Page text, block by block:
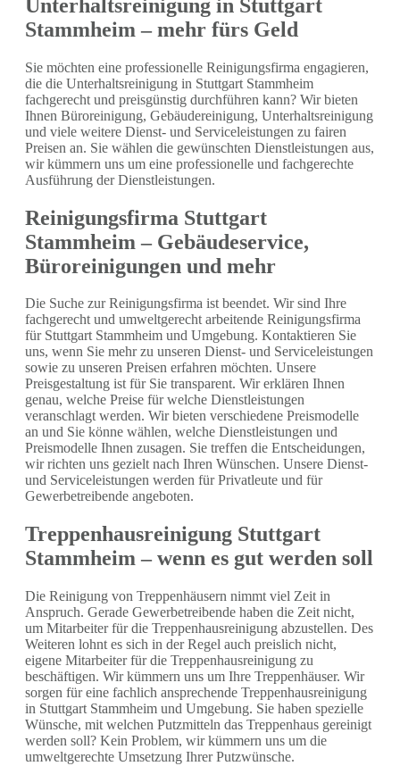
Unterhaltsreinigung in Stuttgart
Stammheim – mehr fürs Geld
Sie möchten eine professionelle Reinigungsfirma engagieren,
die die Unterhaltsreinigung in Stuttgart Stammheim
fachgerecht und preisgünstig durchführen kann? Wir bieten
Ihnen Büroreinigung, Gebäudereinigung, Unterhaltsreinigung
und viele weitere Dienst- und Serviceleistungen zu fairen
Preisen an. Sie wählen die gewünschten Dienstleistungen aus,
wir kümmern uns um eine professionelle und fachgerechte
Ausführung der Dienstleistungen.
Reinigungsfirma Stuttgart
Stammheim – Gebäudeservice,
Büroreinigungen und mehr
Die Suche zur Reinigungsfirma ist beendet. Wir sind Ihre
fachgerecht und umweltgerecht arbeitende Reinigungsfirma
für Stuttgart Stammheim und Umgebung. Kontaktieren Sie
uns, wenn Sie mehr zu unseren Dienst- und Serviceleistungen
sowie zu unseren Preisen erfahren möchten. Unsere
Preisgestaltung ist für Sie transparent. Wir erklären Ihnen
genau, welche Preise für welche Dienstleistungen
veranschlagt werden. Wir bieten verschiedene Preismodelle
an und Sie könne wählen, welche Dienstleistungen und
Preismodelle Ihnen zusagen. Sie treffen die Entscheidungen,
wir richten uns gezielt nach Ihren Wünschen. Unsere Dienst-
und Serviceleistungen werden für Privatleute und für
Gewerbetreibende angeboten.
Treppenhausreinigung Stuttgart
Stammheim – wenn es gut werden soll
Die Reinigung von Treppenhäusern nimmt viel Zeit in
Anspruch. Gerade Gewerbetreibende haben die Zeit nicht,
um Mitarbeiter für die Treppenhausreinigung abzustellen. Des
Weiteren lohnt es sich in der Regel auch preislich nicht,
eigene Mitarbeiter für die Treppenhausreinigung zu
beschäftigen. Wir kümmern uns um Ihre Treppenhäuser. Wir
sorgen für eine fachlich ansprechende Treppenhausreinigung
in Stuttgart Stammheim und Umgebung. Sie haben spezielle
Wünsche, mit welchen Putzmitteln das Treppenhaus gereinigt
werden soll? Kein Problem, wir kümmern uns um die
umweltgerechte Umsetzung Ihrer Putzwünsche.